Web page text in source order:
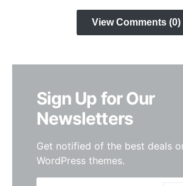
View Comments (0)
Sign Up for Our
Newsletters
Get notified of the best deals
WordPress themes.